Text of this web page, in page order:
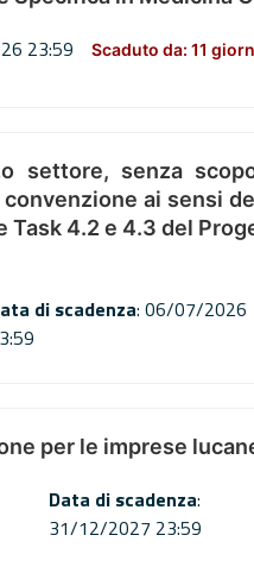
23:59 Scaduto da: 11
settore, senza
ai sensi
4.2 e 4.3 del
di scadenza: 06/07/2026
per le imprese
Data di scadenza:
31/12/2027 23:59